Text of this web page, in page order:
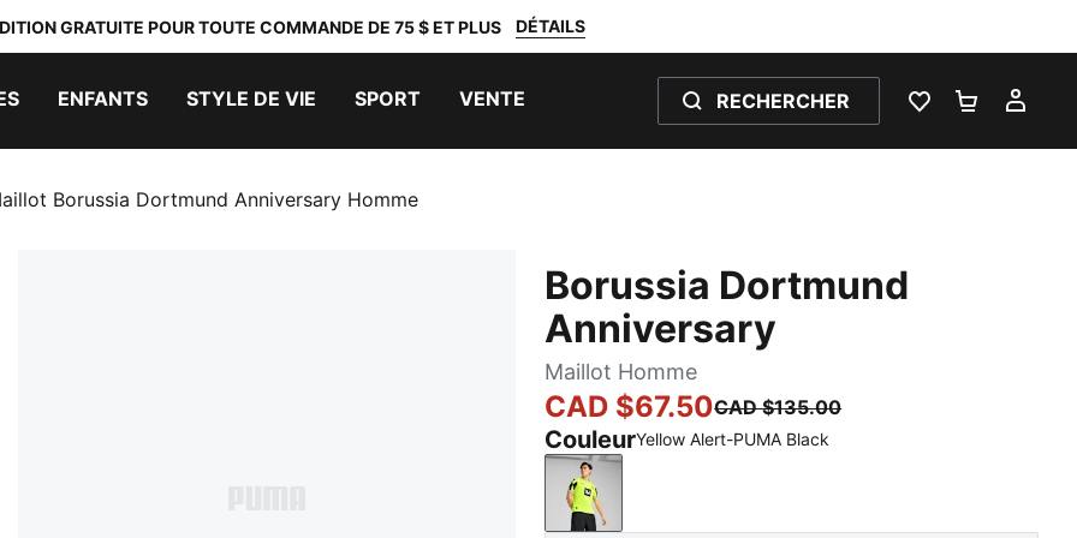
GRATUITE POUR TOUTE COMMANDE DE 75 $ ET PLUS DÉTAILS
ENFANTS STYLE DE VIE SPORT VENTE RECHERCHER
LISTE DEPANIER 0
Borussia Dortmund Anniversary Homme
Borussia Dortmund
Anniversary
Maillot Homme
CAD $67.50CAD $135.00
CouleurYellow Alert-PUMA Black
Yellow Alert-PUMA Black